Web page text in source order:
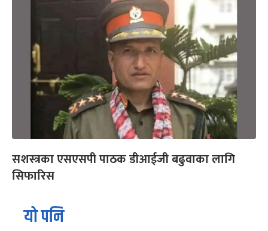
सशस्त्रका एसएसपी पाठक डीआईजी बढुवाका लागि
सिफारिस
यो पनि